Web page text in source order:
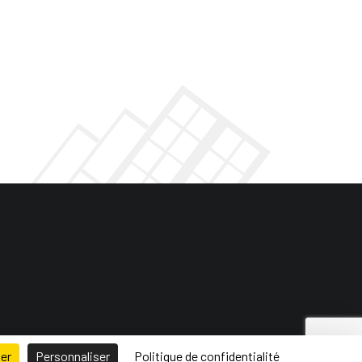
de site Personnaliser Politique de confidentialité